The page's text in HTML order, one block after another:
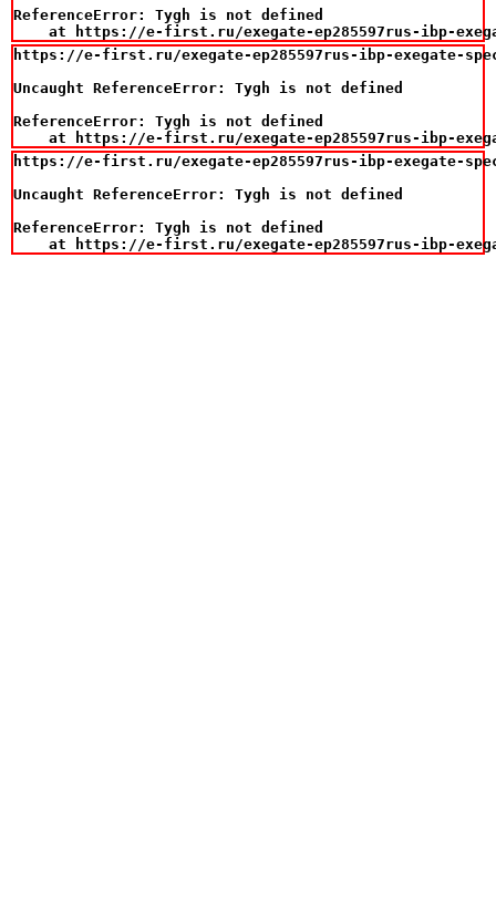
ReferenceError: Tygh is not defined
at https://e-first.ru/exegate-ep285597rus-ibp-
https://e-first.ru/exegate-ep285597rus-ibp-exegate-
Uncaught ReferenceError: Tygh is not defined
ReferenceError: Tygh is not defined
at https://e-first.ru/exegate-ep285597rus-ibp-
https://e-first.ru/exegate-ep285597rus-ibp-exegate-
Uncaught ReferenceError: Tygh is not defined
ReferenceError: Tygh is not defined
at https://e-first.ru/exegate-ep285597rus-ibp-